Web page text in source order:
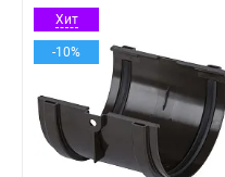
Хит
-10%